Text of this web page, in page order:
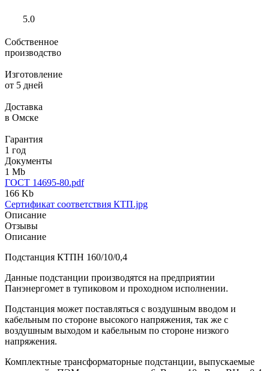
5.0
Собственное
производство
Изготовление
от 5 дней
Доставка
в Омске
Гарантия
1 год
Документы
1 Mb
ГОСТ 14695-80.pdf
166 Kb
Сертификат соответствия КТП.jpg
Описание
Отзывы
Описание
Подстанция КТПН 160/10/0,4
Данные подстанции производятся на предприятии
Панэнергомет в тупиковом и проходном исполнении.
Подстанция может поставляться с воздушным вводом и
кабельным по стороне высокого напряжения, так же с
воздушным выходом и кабельным по стороне низкого
напряжения.
Комплектные трансформаторные подстанции, выпускаемые